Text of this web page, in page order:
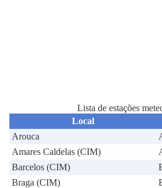
Lista de estações
Local
Arouca
Amares Caldelas (CIM)
Barcelos (CIM)
Braga (CIM)